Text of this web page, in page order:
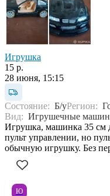
Игрушка
15 р.
28 июня, 15:15
Состояние: Б/уРегион:
Вид: Игрушечные
Игрушка, машинка 35 см
пульт управлении, но
обычную игрушку. Без
Ю